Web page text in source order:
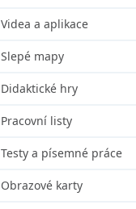
Videa a aplikace
Slepé mapy
Didaktické hry
Pracovní listy
Testy a písemné práce
Obrazové karty